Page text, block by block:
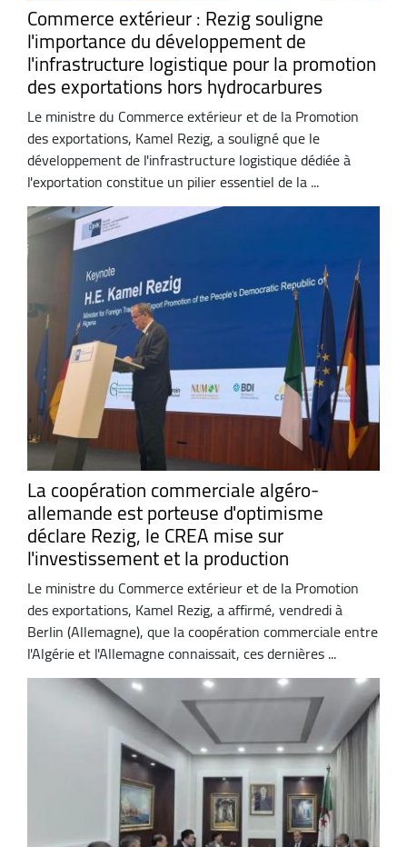
Commerce extérieur : Rezig souligne
l'importance du développement de
l'infrastructure logistique pour la promotion
des exportations hors hydrocarbures
Le ministre du Commerce extérieur et de la Promotion
des exportations, Kamel Rezig, a souligné que le
développement de l'infrastructure logistique dédiée à
l'exportation constitue un pilier essentiel de la ...
La coopération commerciale algéro-
allemande est porteuse d'optimisme
déclare Rezig, le CREA mise sur
l'investissement et la production
Le ministre du Commerce extérieur et de la Promotion
des exportations, Kamel Rezig, a affirmé, vendredi à
Berlin (Allemagne), que la coopération commerciale entre
l'Algérie et l'Allemagne connaissait, ces dernières ...